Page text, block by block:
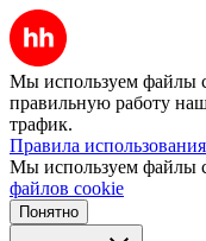
Мы используем файлы
правильную работу
трафик.
Правила
Мы используем файлы
файлов cookie
Понятно